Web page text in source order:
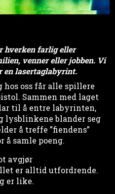
hverken farlig eller
venner eller jobben. Vi
en lasertaglabyrint.
hos oss får alle spillere
Sammen med laget
til å entre labyrinten,
lysblinkene blander seg
å treffe ”fiendens”
å samle poeng.
avgjør
er alltid utfordrende.
er like.